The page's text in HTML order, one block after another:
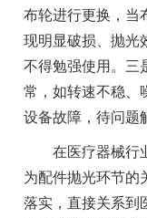
布轮进行更换，当
现明显破损、抛光
不得勉强使用。三
常，如转速不稳、
设备故障，待问题
在医疗器械行业
为配件抛光环节的
落实，直接关系到